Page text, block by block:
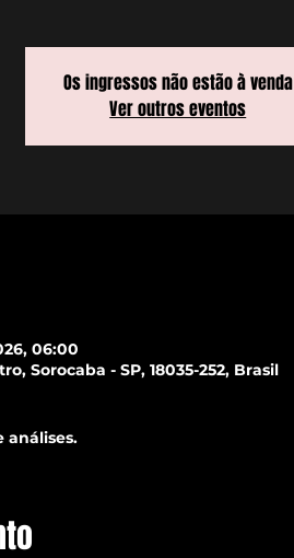
Os ingressos não estão à venda
Ver outros eventos
06:00
Sorocaba - SP, 18035-252, Brasil
análises.